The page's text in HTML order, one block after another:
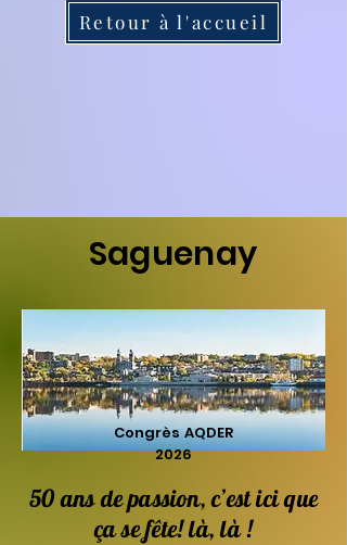
Retour à l'accueil
Saguenay
Congrès AQDER
2026
50 ans de passion, c’est ici que
ça se fête! là, là !